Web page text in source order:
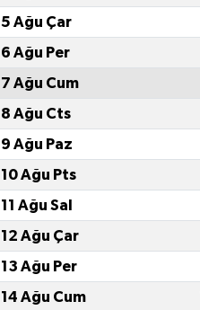
5 Ağu Çar
6 Ağu Per
7 Ağu Cum
8 Ağu Cts
9 Ağu Paz
10 Ağu Pts
11 Ağu Sal
12 Ağu Çar
13 Ağu Per
14 Ağu Cum